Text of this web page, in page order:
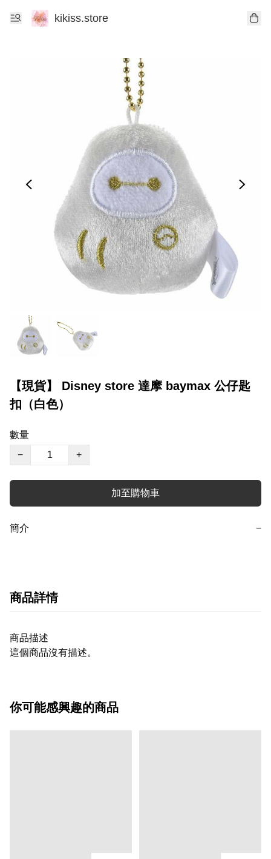
kikiss.store
【現貨】 Disney store 達摩 baymax 公仔匙
扣（白色）
數量
−
+
加至購物車
簡介 −
商品詳情
商品描述
這個商品沒有描述。
你可能感興趣的商品